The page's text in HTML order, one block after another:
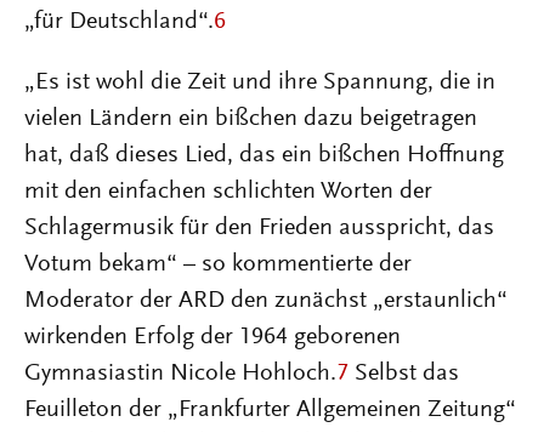
„für Deutschland“.6
„Es ist wohl die Zeit und ihre Spannung, die in
vielen Ländern ein bißchen dazu beigetragen
hat, daß dieses Lied, das ein bißchen Hoffnung
mit den einfachen schlichten Worten der
Schlagermusik für den Frieden ausspricht, das
Votum bekam“ – so kommentierte der
Moderator der ARD den zunächst „erstaunlich“
wirkenden Erfolg der 1964 geborenen
Gymnasiastin Nicole Hohloch.7 Selbst das
Feuilleton der „Frankfurter Allgemeinen Zeitung“